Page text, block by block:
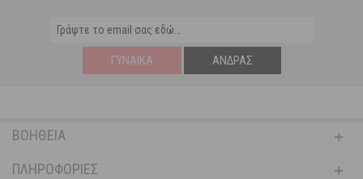
ΓΥΝΑΊΚΑ ΆΝΔΡΑΣ
ΒΟΉΘΕΙΑ
ΠΛΗΡΟΦΟΡΊΕΣ